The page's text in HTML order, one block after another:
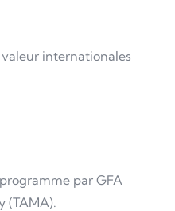
internationales
par GFA
(TAMA).